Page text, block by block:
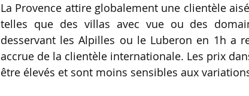
La Provence attire globalement une clientèle
telles que des villas avec vue ou des
desservant les Alpilles ou le Luberon en 1h a
accrue de la clientèle internationale. Les prix
être élevés et sont moins sensibles aux